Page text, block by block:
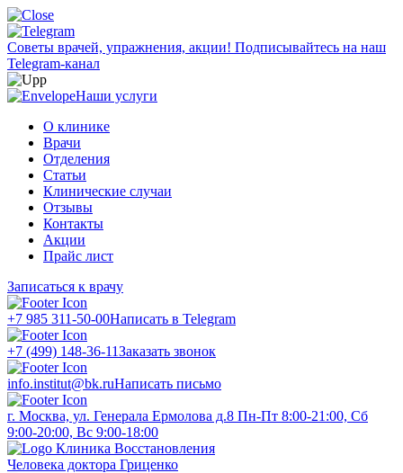
Советы врачей, упражнения, акции! Подписывайтесь на наш
Telegram-канал
Наши услуги
О клинике
Врачи
Отделения
Статьи
Клинические случаи
Отзывы
Контакты
Акции
Прайс лист
Записаться к врачу
+7 985 311-50-00Написать в Telegram
+7 (499) 148-36-11Заказать звонок
info.institut@bk.ruНаписать письмо
г. Москва, ул. Генерала Ермолова д.8 Пн-Пт 8:00-21:00, Сб
9:00-20:00, Вс 9:00-18:00
Клиника Восстановления
Человека доктора Гриценко